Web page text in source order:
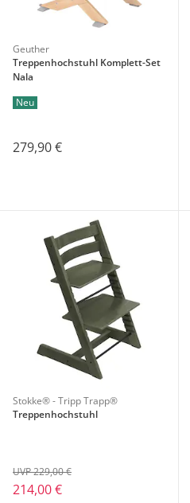
Geuther
Treppenhochstuhl Komplett-Set
Nala
Neu
279,90 €
Stokke® - Tripp Trapp®
Treppenhochstuhl
214,00 €
UVP 229,00 €